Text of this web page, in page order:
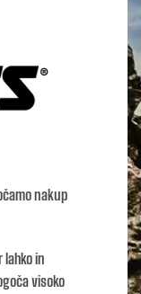
nakup
lahko in
visoko